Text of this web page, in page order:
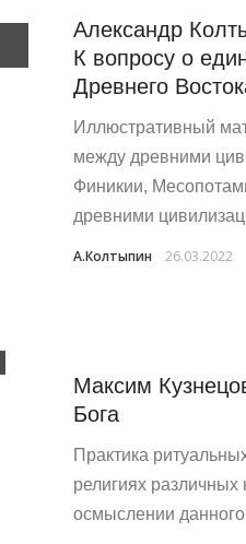
Александр
К вопросу о
Древнего
Иллюстративный
между древними
Финикии,
древними
А.Колтыпин 26.03.2022
Максим
Бога
Практика
религиях различных
осмыслении